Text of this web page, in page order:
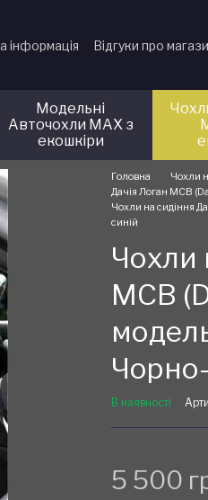
інформація Відгуки про
Модельні
Авточохли MAX з
екошкіри
Головна Чохли
Дачія Логан МСВ
Чохли на сидіння
синій
Чохли
МСВ
В наявності
5 500